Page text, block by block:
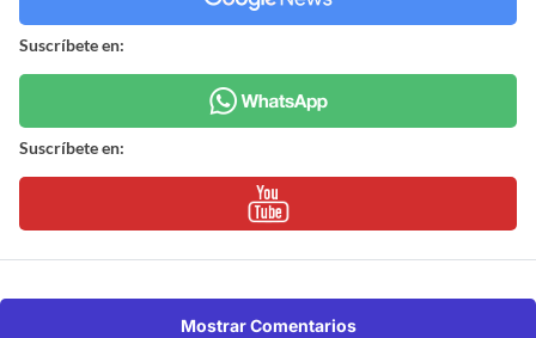
Suscríbete en:
Suscríbete en:
Mostrar Comentarios